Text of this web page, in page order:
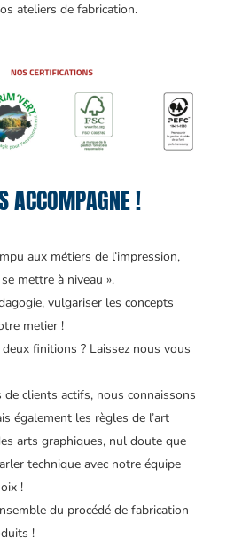
ateliers de fabrication.
ACCOMPAGNE !
aux métiers de l’impression,
mettre à niveau ».
vulgariser les concepts
metier !
finitions ? Laissez nous vous
de clients actifs, nous connaissons
également les règles de l’art
arts graphiques, nul doute que
technique avec notre équipe
!
du procédé de fabrication
!